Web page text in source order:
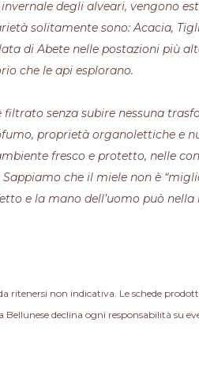
degli alveari, vengono
solitamente sono: Acacia,
di Abete nelle postazioni più
che le api esplorano.
senza subire nessuna
proprietà organolettiche e
fresco e protetto, nelle
che il miele non è
e la mano dell’uomo può
ritenersi non indicativa. Le schede
declina ogni responsabilità su